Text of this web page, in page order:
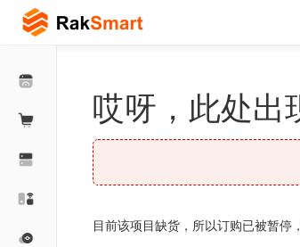
哎呀，此处出
目前该项目缺货，所以订购已被暂停